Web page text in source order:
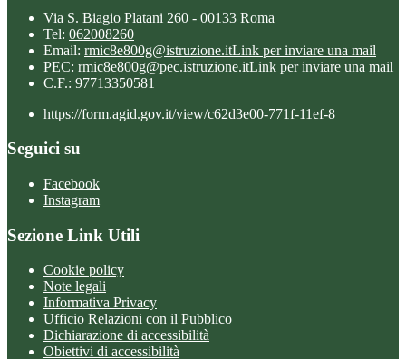
Via S. Biagio Platani 260 - 00133 Roma
Tel: 062008260
Email: rmic8e800g@istruzione.itLink per inviare una mail
PEC: rmic8e800g@pec.istruzione.itLink per inviare una mail
C.F.: 97713350581
https://form.agid.gov.it/view/c62d3e00-771f-11ef-8
Seguici su
Facebook
Instagram
Sezione Link Utili
Cookie policy
Note legali
Informativa Privacy
Ufficio Relazioni con il Pubblico
Dichiarazione di accessibilità
Obiettivi di accessibilità